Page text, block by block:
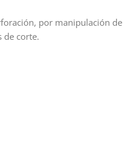
por manipulación de
de corte.